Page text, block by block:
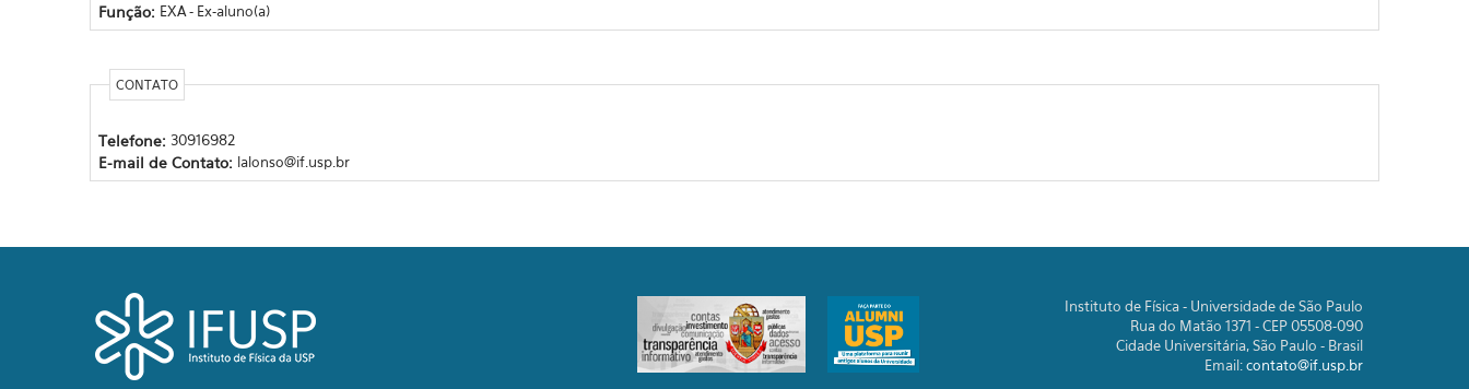
Função: EXA - Ex-aluno(a)
CONTATO
Telefone: 30916982
E-mail de Contato: lalonso@if.usp.br
Instituto de Física - Universidade de São Paulo
Rua do Matão 1371 - CEP 05508-090
Cidade Universitária, São Paulo - Brasil
Email:contato@if.usp.br